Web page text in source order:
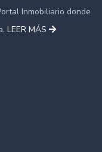
Inmobiliario donde
LEER MÁS